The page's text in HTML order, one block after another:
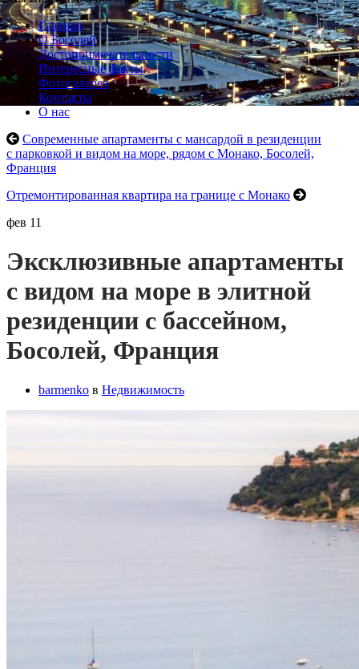
Главная
О Босолей
Достопримечательности
Интересные факты
Фотогалерея
Контакты
О нас
Современные апартаменты с мансардой в резиденции
с парковкой и видом на море, рядом с Монако, Босолей,
Франция
Отремонтированная квартира на границе с Монако
фев 11
Эксклюзивные апартаменты
с видом на море в элитной
резиденции с бассейном,
Босолей, Франция
barmenko в Недвижимость